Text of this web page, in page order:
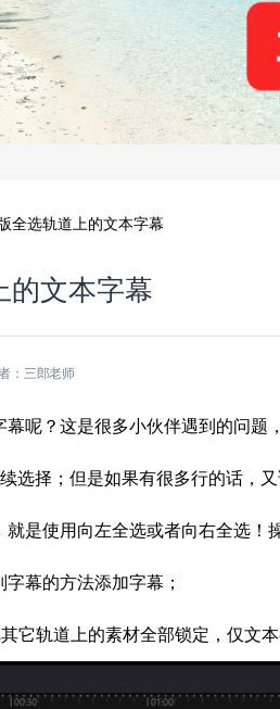
全选轨道上的文本字幕
的文本字幕
：三郎老师
呢？这是很多小伙伴遇到的问题
选择；但是如果有很多行的话，
是使用向左全选或者向右全选！
幕的方法添加字幕；
它轨道上的素材全部锁定，仅文